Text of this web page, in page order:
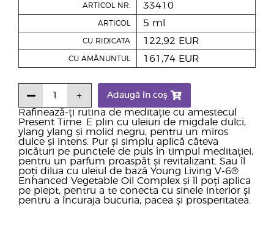
Rafinează-ți rutina de meditație cu amestecul
Present Time. E plin cu uleiuri de migdale dulci,
ylang ylang și molid negru, pentru un miros
dulce și intens. Pur și simplu aplică câteva
picături pe punctele de puls în timpul meditației,
pentru un parfum proaspăt și revitalizant. Sau îl
poți dilua cu uleiul de bază Young Living V-6®
Enhanced Vegetable Oil Complex și îl poți aplica
pe piept, pentru a te conecta cu sinele interior și
pentru a încuraja bucuria, pacea și prosperitatea.
ARTICOL NR. 33410
ARTICOL 5 ml
CU RIDICATA 122,92 EUR
CU AMĂNUNTUL 161,74 EUR
Adaugă în coș